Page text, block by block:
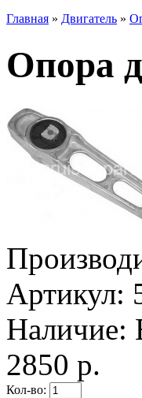
Главная » Двигатель »
Опора
Артикул:
Наличие:
2850 р.
Кол-во: